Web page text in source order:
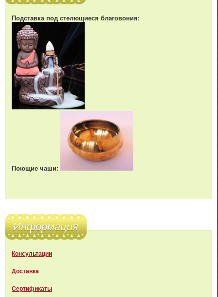
Подставка под стелющиеся благовония:
Поющие чаши:
Информация
Консультации
Доставка
Сертификаты